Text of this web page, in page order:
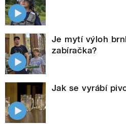
Je mytí výloh
zabíračka?
Jak se vyrábí